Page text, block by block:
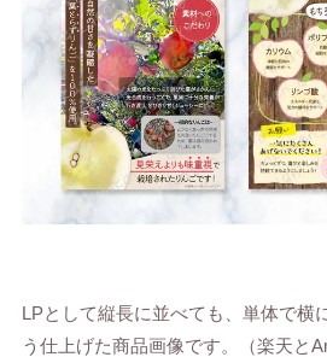
LPとして縦長に並べても、単体で横
う仕上げた商品画像です。（楽天と